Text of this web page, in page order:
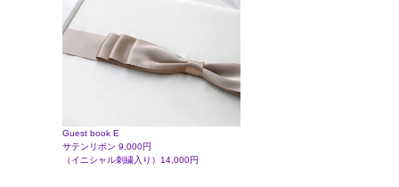
Guest book E
サテンリボン 9,000円
（イニシャル刺繍入り）14,000円